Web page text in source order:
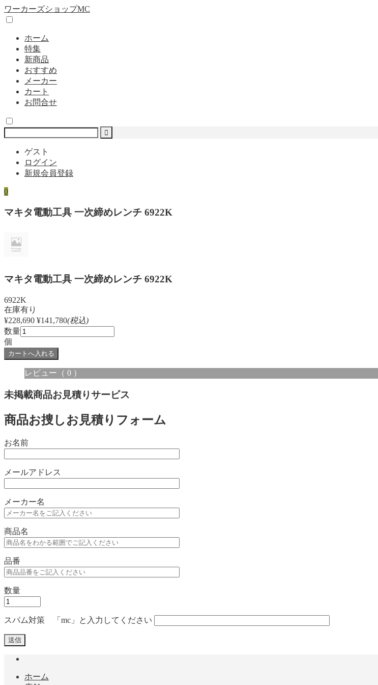
ワーカーズショップMC
ホーム
特集
新商品
おすすめ
メーカー
カート
お問合せ
ゲスト
ログイン
新規会員登録
0
マキタ電動工具 一次締めレンチ 6922K
マキタ電動工具 一次締めレンチ 6922K
6922K
在庫有り
¥228,690 ¥141,780(税込)
数量
個
レビュー （ 0 ）
未掲載商品お見積りサービス
商品お捜しお見積りフォーム
お名前
メールアドレス
メーカー名
商品名
品番
数量
スパム対策 「mc」と入力してください
ホーム